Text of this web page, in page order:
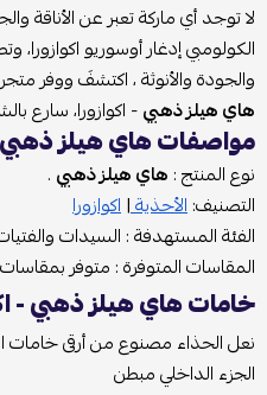
لا توجد أي ماركة تعبر عن الأناقة
الكولومبي إدغار أوسوريو اكوازورا،
والجودة والأنوثة ، اكتشفَ ووفر
هاي هيلز ذهبي- اكوازورا، سارع
مواصفات هاي هيلز ذهبي
نوع المنتج : هاي هيلز ذهبي .
التصنيف:الأحذية|اكوازورا
الفئة المستهدفة : السيدات
المقاسات المتوفرة : متوفر
خامات هاي هيلز ذهبي -
نعل الحذاء مصنوع من أرقى خامات
الجزء الداخلي مبطن